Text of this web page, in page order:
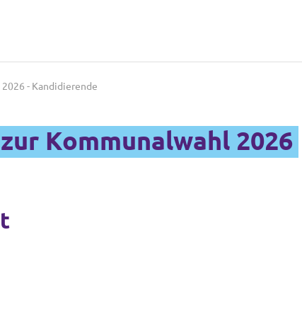
- Kandidierende
Kommunalwahl 2026